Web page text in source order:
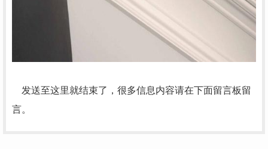
发送至这里就结束了，很多信息内容请在下面留言板留
言。